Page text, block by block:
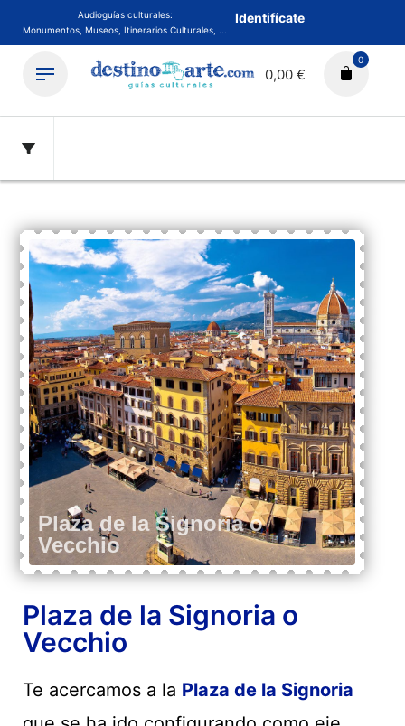
Audioguías culturales:
Monumentos, Museos, Itinerarios Culturales, ...
Identifícate
0,00 €
0
Plaza de la Signoria o
Vecchio
Te acercamos a la Plaza de la Signoria